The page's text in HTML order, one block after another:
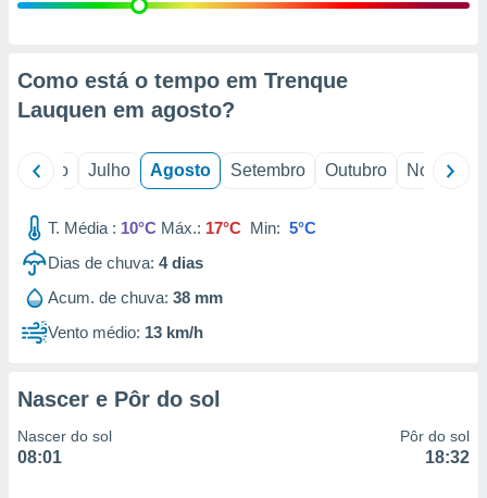
estudos
1199
Como está o tempo em Trenque
Lauquen em agosto?
Junho Julho Agosto Setembro Outubro Novembro
T. Média : 10°C Máx.: 17°C Min: 5°C
Dias de chuva: 4dias
Acum. de chuva: 38 mm
Vento médio: 13 km/h
Nascer e Pôr do sol
Nascer do sol
08:01
Pôr do sol
18:32